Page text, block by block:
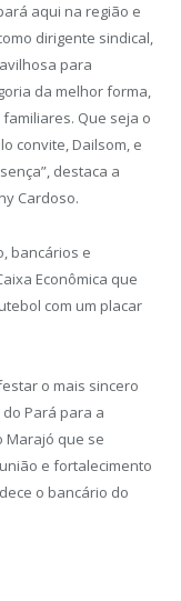
aqui na região e
dirigente sindical,
para
da melhor forma,
Que seja o
convite, Dailsom, e
destaca a
Cardoso.
bancários e
Econômica que
com um placar
o mais sincero
Pará para a
Marajó que se
e fortalecimento
o bancário do